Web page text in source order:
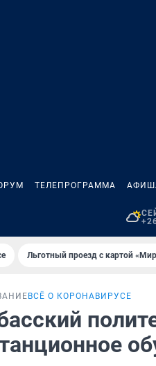
ТЕЛЕПРОГРАММА
Льготный проезд с картой
ВСЁ О КОРОНАВИРУСЕ